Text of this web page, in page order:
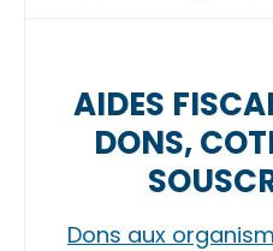
AIDES
DONS,
Dons aux